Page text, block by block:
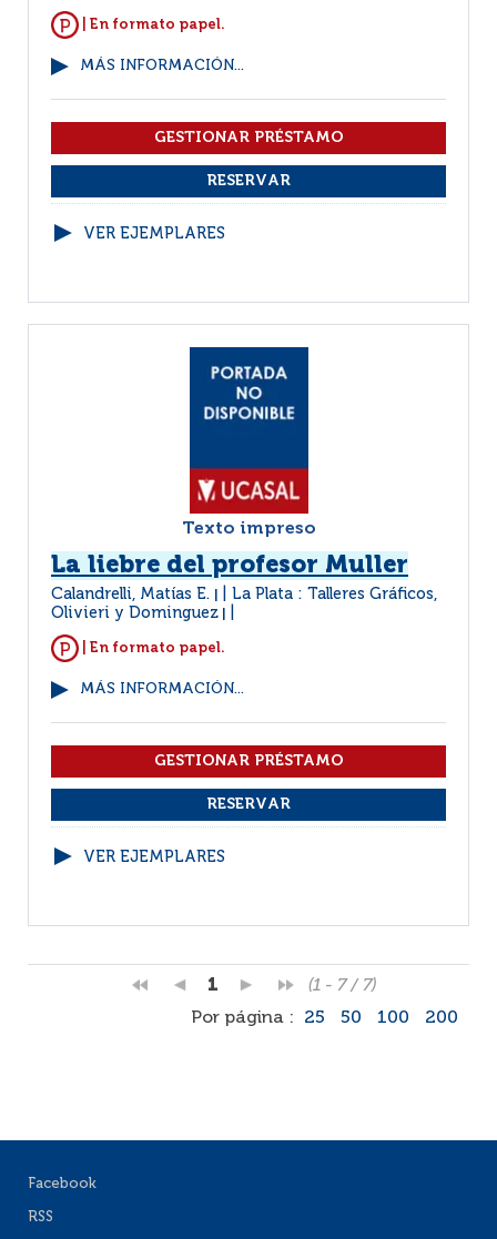
| En formato papel.
MÁS INFORMACIÓN...
VER EJEMPLARES
Texto impreso
La liebre del profesor Muller
Calandrelli, Matías E.
La Plata : Talleres Gráficos,
Olivieri y Dominguez
| En formato papel.
MÁS INFORMACIÓN...
VER EJEMPLARES
1
(1 - 7 / 7)
Por página :
25 50 100 200
Facebook
RSS